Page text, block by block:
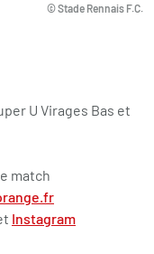
© Stade Rennais F.C.
U Virages Bas et
match
Instagram